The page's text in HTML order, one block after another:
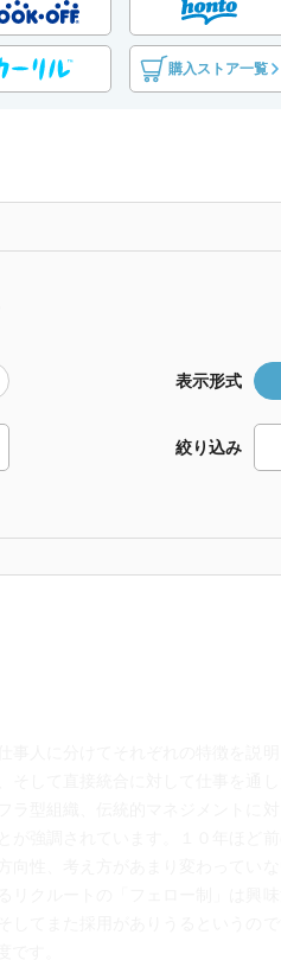
購入ストア一覧
表示形式
絞り込み